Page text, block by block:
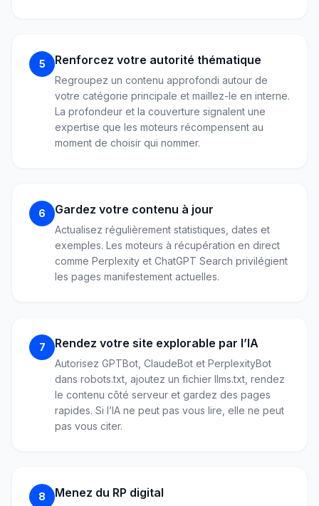
5 Renforcez votre autorité thématique
Regroupez un contenu approfondi autour de
votre catégorie principale et maillez-le en interne.
La profondeur et la couverture signalent une
expertise que les moteurs récompensent au
moment de choisir qui nommer.
6 Gardez votre contenu à jour
Actualisez régulièrement statistiques, dates et
exemples. Les moteurs à récupération en direct
comme Perplexity et ChatGPT Search privilégient
les pages manifestement actuelles.
7 Rendez votre site explorable par l’IA
Autorisez GPTBot, ClaudeBot et PerplexityBot
dans robots.txt, ajoutez un fichier llms.txt, rendez
le contenu côté serveur et gardez des pages
rapides. Si l’IA ne peut pas vous lire, elle ne peut
pas vous citer.
8 Menez du RP digital